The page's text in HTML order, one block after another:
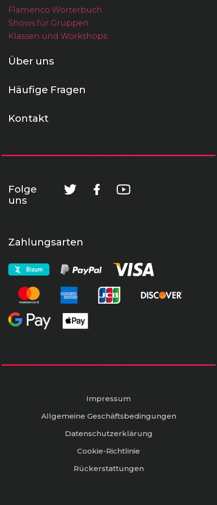
Flamenco Wörterbuch
Shows für Gruppen
Klassen und Workshops
Über uns
Häufige Fragen
Kontakt
Folge
uns
Zahlungsarten
Impressum
Allgemeine Geschäftsbedingungen
Datenschutzerklärung
Cookie-Richtlinie
Rückerstattungen